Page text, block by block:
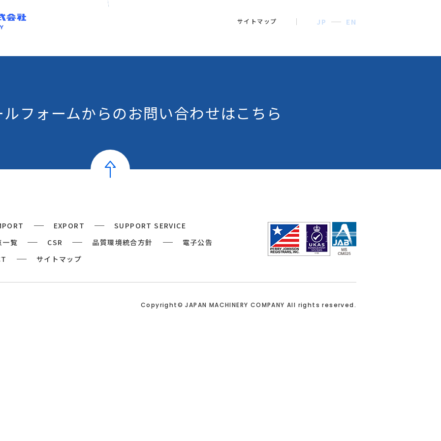
サイトマップ JP EN
フォームからのお問い合わせはこちら
EXPORT
SUPPORT SERVICE
一覧
CSR 品質環境統合方針
電子公告
サイトマップ
Copyright© JAPAN MACHINERY COMPANY All rights reserved.